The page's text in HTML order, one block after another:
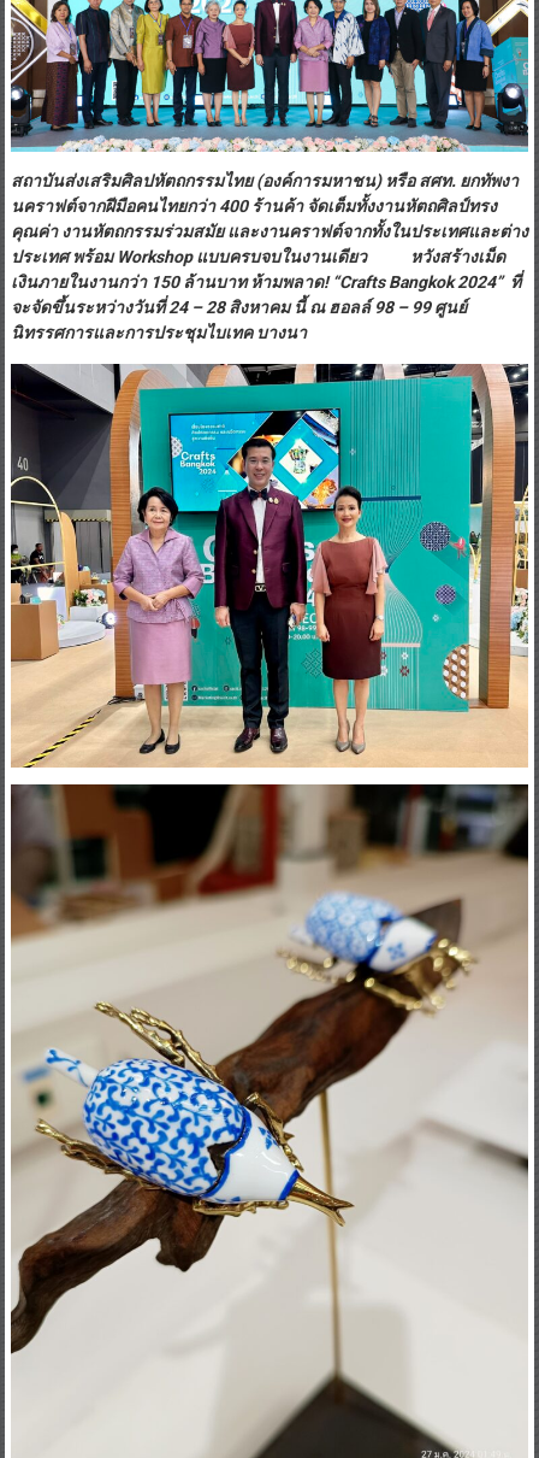
สถาบันส่งเสริมศิลปหัตถกรรมไทย (องค์การมหาชน) หรือ สศท. ยกทัพงา
นคราฟต์จากฝีมือคนไทยกว่า 400 ร้านค้า จัดเต็มทั้งงานหัตถศิลป์ทรง
คุณค่า งานหัตถกรรมร่วมสมัย และงานคราฟต์จากทั้งในประเทศและต่าง
ประเทศ พร้อมWorkshop แบบครบจบในงานเดียว หวังสร้างเม็ด
เงินภายในงานกว่า 150 ล้านบาท ห้ามพลาด! “Crafts Bangkok 2024” ที่
จะจัดขึ้นระหว่างวันที่ 24 – 28 สิงหาคม นี้ ณ ฮอลล์ 98 – 99 ศูนย์
นิทรรศการและการประชุมไบเทค บางนา